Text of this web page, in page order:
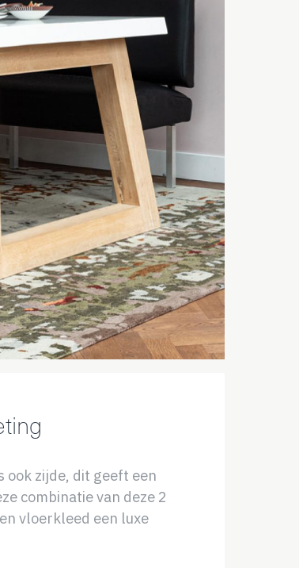
ook zijde, dit geeft een
combinatie van deze 2
vloerkleed een luxe